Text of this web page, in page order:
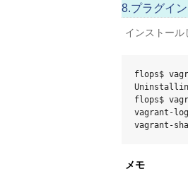
8.プラグイ
インストール
flops$
flops$
vagrant-
vagrant-
メモ